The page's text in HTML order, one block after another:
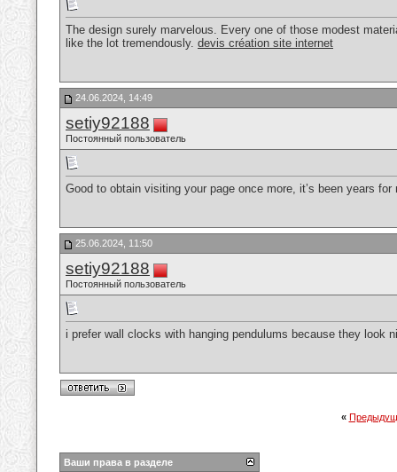
The design surely marvelous. Every one of those modest
like the lot tremendously. devis création site internet
24.06.2024, 14:49
setiy92188
Постоянный пользователь
Good to obtain visiting your page once more, it’s been years
25.06.2024, 11:50
setiy92188
Постоянный пользователь
i prefer wall clocks with hanging pendulums because they look
«
Ваши права в разделе